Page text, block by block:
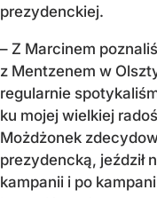
prezydenckiej.
– Z Marcinem
z Mentzenem w
regularnie
ku mojej wielkiej
Możdżonek
prezydencką, jeździł
kampanii i po